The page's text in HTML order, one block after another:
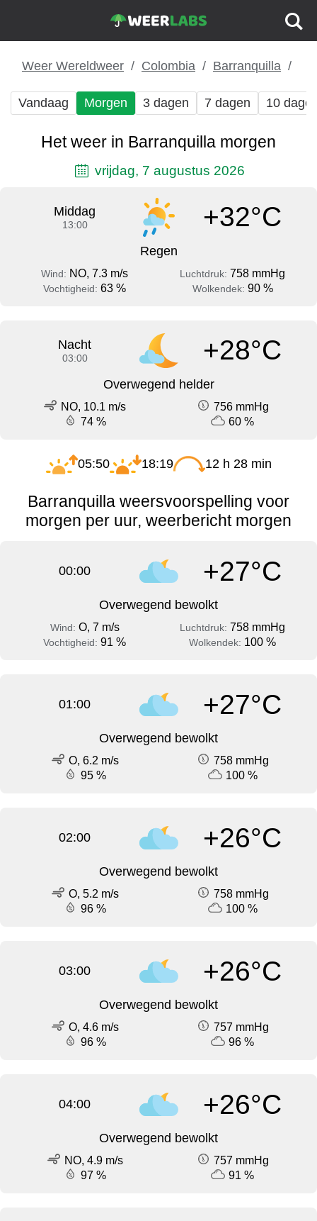
Weer Wereldweer Colombia Barranquilla
Vandaag Morgen 3 dagen 7 dagen 10
Het weer in Barranquilla morgen
vrijdag, 7 augustus 2026
Middag
13:00 +32°C
Regen
Wind: NO, 7.3 m/s Luchtdruk: 758 mmHg
Vochtigheid: 63 % Wolkendek: 90 %
Nacht
03:00 +28°C
Overwegend helder
NO, 10.1 m/s
756 mmHg
74 %
60 %
05:50 18:19 12 h 28 min
Barranquilla weersvoorspelling voor
morgen per uur, weerbericht morgen
00:00 +27°C
Overwegend bewolkt
Wind: O, 7 m/s Luchtdruk: 758 mmHg
Vochtigheid: 91 % Wolkendek: 100 %
01:00 +27°C
Overwegend bewolkt
O, 6.2 m/s
758 mmHg
95 %
100 %
02:00 +26°C
Overwegend bewolkt
O, 5.2 m/s
758 mmHg
96 %
100 %
03:00 +26°C
Overwegend bewolkt
O, 4.6 m/s
757 mmHg
96 %
96 %
04:00 +26°C
Overwegend bewolkt
NO, 4.9 m/s
757 mmHg
97 %
91 %